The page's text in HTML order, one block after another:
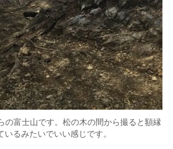
の富士山です。松の木の間から撮ると額縁
いるみたいでいい感じです。